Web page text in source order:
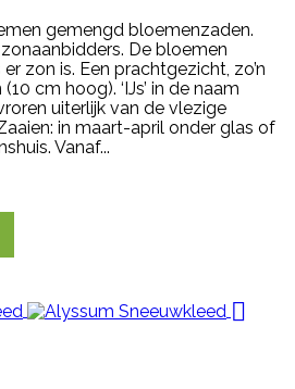
gemengd bloemenzaden.
De bloemen
zon is. Een prachtgezicht, zo’n
cm hoog). ‘IJs’ in de naam
uiterlijk van de vlezige
in maart-april onder glas of
Vanaf...
